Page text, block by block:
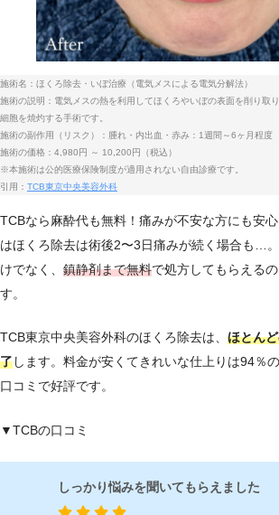
施術名：ほくろ除去・いぼ治療（電気メスによる電気分解法）
施術の説明：電気メスの熱を利用してほくろやいぼの表面を削り取
細胞を焼灼する手術です。
施術の副作用（リスク）：腫れ・内出血・赤み：1週間～6ヶ月程度
施術の価格：4,980円 ～ 10,200円（税込）
※本施術は公的医療保険制度が適用されない自由診療です。
引用： TCB東京中央美容外科
TCBなら麻酔代も無料！痛みが不安な方にも安
はほくろ除去は術後2〜3日痛みが続く場合も…
けでなく、 鎮静剤まで無料で処方してもらえる
す。
TCB東京中央美容外科のほくろ除去は、 ほとん
了します。料金が安くてきれいな仕上りは94％
口コミで好評です。
▼TCBの口コミ
しっかり悩みを聞いてもらえました